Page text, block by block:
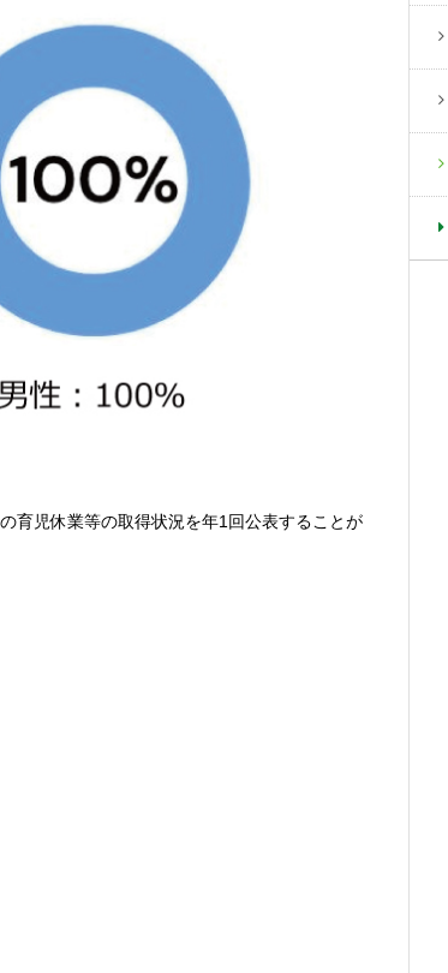
育児休業等の取得状況を年1回公表することが